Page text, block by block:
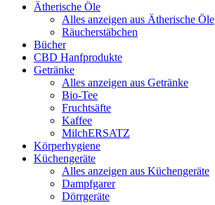
Ätherische Öle
Alles anzeigen aus Ätherische Öle
Räucherstäbchen
Bücher
CBD Hanfprodukte
Getränke
Alles anzeigen aus Getränke
Bio-Tee
Fruchtsäfte
Kaffee
MilchERSATZ
Körperhygiene
Küchengeräte
Alles anzeigen aus Küchengeräte
Dampfgarer
Dörrgeräte